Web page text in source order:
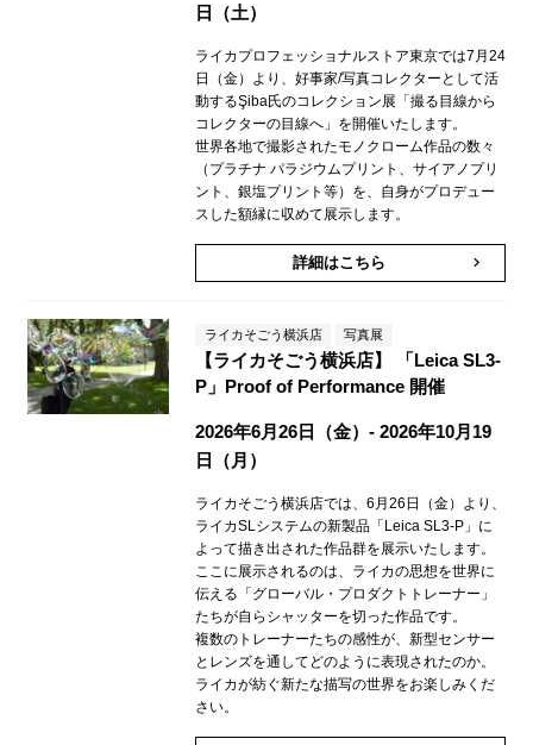
日（土）
ライカプロフェッショナルストア東京では7月24
日（金）より、好事家/写真コレクターとして活
動するŞiba氏のコレクション展「撮る目線から
コレクターの目線へ」を開催いたします。
世界各地で撮影されたモノクローム作品の数々
（プラチナ パラジウムプリント、サイアノプリ
ント、銀塩プリント等）を、自身がプロデュー
スした額縁に収めて展示します。
詳細はこちら keyboard_arrow_right
ライカそごう横浜店 写真展
【ライカそごう横浜店】 「Leica SL3-
P」Proof of Performance 開催
2026年6月26日（金）- 2026年10月19
日（月）
ライカそごう横浜店では、6月26日（金）より、
ライカSLシステムの新製品「Leica SL3-P」に
よって描き出された作品群を展示いたします。
ここに展示されるのは、ライカの思想を世界に
伝える「グローバル・プロダクトトレーナー」
たちが自らシャッターを切った作品です。
複数のトレーナーたちの感性が、新型センサー
とレンズを通してどのように表現されたのか。
ライカが紡ぐ新たな描写の世界をお楽しみくだ
さい。